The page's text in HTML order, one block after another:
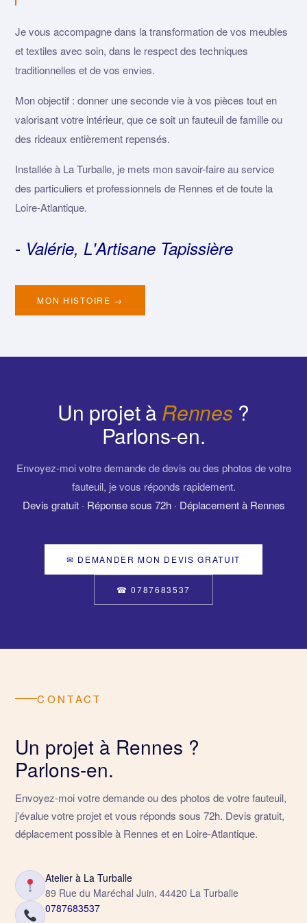
Je vous accompagne dans la transformation de vos meubles
et textiles avec soin, dans le respect des techniques
traditionnelles et de vos envies.
Mon objectif : donner une seconde vie à vos pièces tout en
valorisant votre intérieur, que ce soit un fauteuil de famille ou
des rideaux entièrement repensés.
Installée à La Turballe, je mets mon savoir-faire au service
des particuliers et professionnels de Rennes et de toute la
Loire-Atlantique.
- Valérie, L'Artisane Tapissière
MON HISTOIRE →
Un projet à Rennes ?
Parlons-en.
Envoyez-moi votre demande de devis ou des photos de votre
fauteuil, je vous réponds rapidement.
Devis gratuit · Réponse sous 72h · Déplacement à Rennes
✉ DEMANDER MON DEVIS GRATUIT
☎ 0787683537
CONTACT
Un projet à Rennes ?
Parlons-en.
Envoyez-moi votre demande ou des photos de votre fauteuil,
j'évalue votre projet et vous réponds sous 72h. Devis gratuit,
déplacement possible à Rennes et en Loire-Atlantique.
Atelier à La Turballe
89 Rue du Maréchal Juin, 44420 La Turballe
0787683537